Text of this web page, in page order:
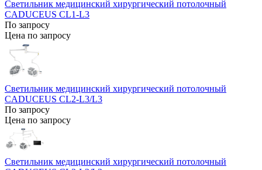
Светильник медицинский хирургический потолочный
CADUCEUS CL1-L3
По запросу
Цена по запросу
Светильник медицинский хирургический потолочный
CADUCEUS CL2-L3/L3
По запросу
Цена по запросу
Светильник медицинский хирургический потолочный